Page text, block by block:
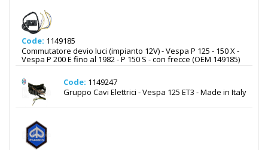
Code: 1149185
Commutatore devio luci (impianto 12V) - Vespa P 125 - 150 X -
Vespa P 200 E fino al 1982 - P 150 S - con frecce (OEM 149185)
Code: 1149247
Gruppo Cavi Elettrici - Vespa 125 ET3 - Made in Italy